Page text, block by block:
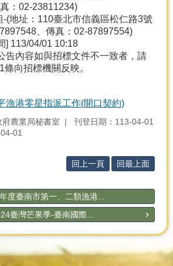
：02-23811234)
-(地址：110臺北市信義區松仁路3號
、傳真：02-87897554)
] 113/04/01 10:18
告內容如與招標文件不一致者，請
向招標機關反映。
漁港零星指派工作(開口契約)
農業局秘書室
刊登日期：113-04-01
01
回上一頁 回最上面
度臺南市第一、二類漁港...
臺灣芒果季-臺南國際...